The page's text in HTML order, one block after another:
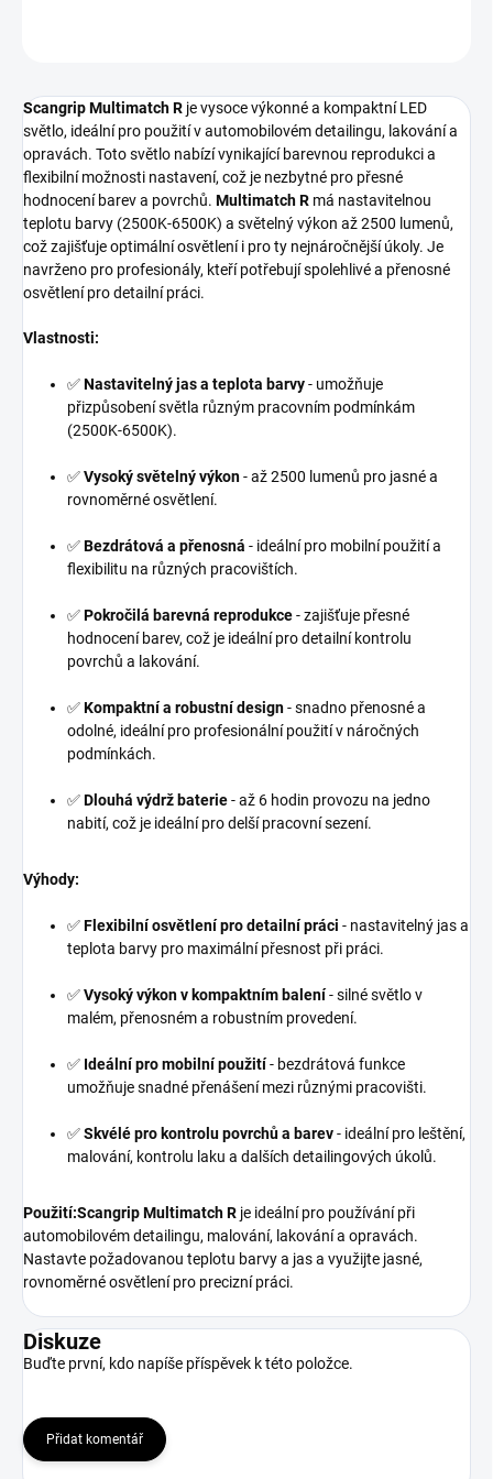
Scangrip Multimatch R je vysoce výkonné a kompaktní LED
světlo, ideální pro použití v automobilovém detailingu, lakování a
opravách. Toto světlo nabízí vynikající barevnou reprodukci a
flexibilní možnosti nastavení, což je nezbytné pro přesné
hodnocení barev a povrchů. Multimatch R má nastavitelnou
teplotu barvy (2500K-6500K) a světelný výkon až 2500 lumenů,
což zajišťuje optimální osvětlení i pro ty nejnáročnější úkoly. Je
navrženo pro profesionály, kteří potřebují spolehlivé a přenosné
osvětlení pro detailní práci.
Vlastnosti:
✅Nastavitelný jas a teplota barvy- umožňuje
přizpůsobení světla různým pracovním podmínkám
(2500K-6500K).
✅Vysoký světelný výkon- až 2500 lumenů pro jasné a
rovnoměrné osvětlení.
✅Bezdrátová a přenosná - ideální pro mobilní použití a
flexibilitu na různých pracovištích.
✅Pokročilá barevná reprodukce- zajišťuje přesné
hodnocení barev, což je ideální pro detailní kontrolu
povrchů a lakování.
✅Kompaktní a robustní design- snadno přenosné a
odolné, ideální pro profesionální použití v náročných
podmínkách.
✅Dlouhá výdrž baterie- až 6 hodin provozu na jedno
nabití, což je ideální pro delší pracovní sezení.
Výhody:
✅Flexibilní osvětlení pro detailní práci - nastavitelný jas a
teplota barvy pro maximální přesnost při práci.
✅Vysoký výkon v kompaktním balení- silné světlo v
malém, přenosném a robustním provedení.
✅ Ideální pro mobilní použití- bezdrátová funkce
umožňuje snadné přenášení mezi různými pracovišti.
✅Skvélé pro kontrolu povrchů a barev- ideální pro leštění,
malování, kontrolu laku a dalších detailingových úkolů.
Použití:Scangrip Multimatch R je ideální pro používání při
automobilovém detailingu, malování, lakování a opravách.
Nastavte požadovanou teplotu barvy a jas a využijte jasné,
rovnoměrné osvětlení pro precizní práci.
Diskuze
Buďte první, kdo napíše příspěvek k této položce.
Přidat komentář